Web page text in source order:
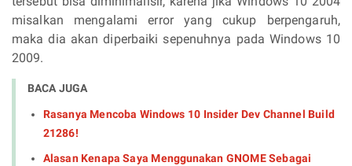
misalkan mengalami error yang cukup berpengaruh,
maka dia akan diperbaiki sepenuhnya pada Windows 10
2009.
BACA JUGA
Rasanya Mencoba Windows 10 Insider Dev Channel Build
21286!
Alasan Kenapa Saya Menggunakan GNOME Sebagai